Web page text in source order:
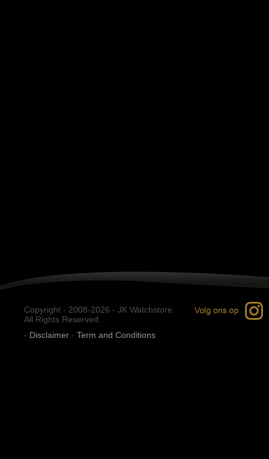
Copyright - 2008-2026 - JK Watchstore.
All Rights Reserved.
- Disclaimer - Term and Conditions